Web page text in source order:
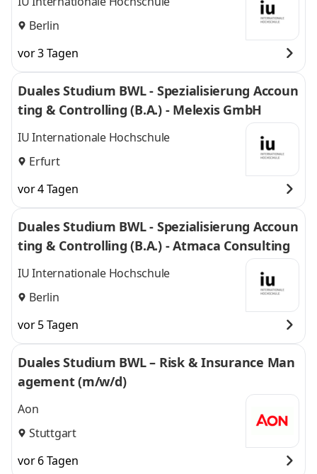
Berlin
vor 3 Tagen
Duales Studium BWL - Spezialisierung Accoun
ting & Controlling (B.A.) - Melexis GmbH
IU Internationale Hochschule
Erfurt
vor 4 Tagen
Duales Studium BWL - Spezialisierung Accoun
ting & Controlling (B.A.) - Atmaca Consulting
IU Internationale Hochschule
Berlin
vor 5 Tagen
Duales Studium BWL – Risk & Insurance Man
agement (m/w/d)
Aon
Stuttgart
vor 6 Tagen